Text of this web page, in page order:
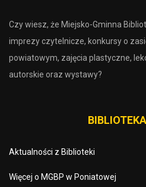
Czy wiesz, że Miejsko-Gminna
imprezy czytelnicze, konkursy o
powiatowym, zajęcia plastyczne,
autorskie oraz wystawy?
Aktualności z Biblioteki
Więcej o MGBP w Poniatowej